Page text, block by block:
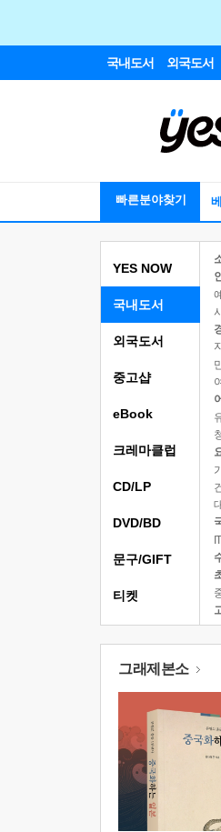
국내도서 외국도서
빠른분야찾기
YES NOW
국내도서
외국도서
중고샵
eBook
크레마클럽
CD/LP
DVD/BD
문구/GIFT
티켓
그래제본소